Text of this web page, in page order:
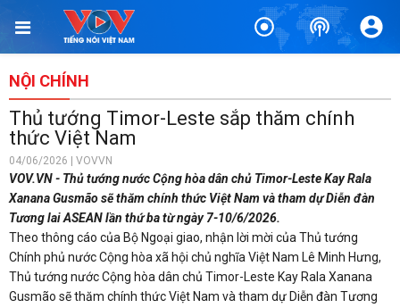
NỘI CHÍNH
Thủ tướng Timor-Leste sắp thăm chính
thức Việt Nam
04/06/2026 | VOVVN
VOV.VN - Thủ tướng nước Cộng hòa dân chủ Timor-Leste Kay Rala
Xanana Gusmão sẽ thăm chính thức Việt Nam và tham dự Diễn đàn
Tương lai ASEAN lần thứ ba từ ngày 7-10/6/2026.
Theo thông cáo của Bộ Ngoại giao, nhận lời mời của Thủ tướng
Chính phủ nước Cộng hòa xã hội chủ nghĩa Việt Nam Lê Minh Hưng,
Thủ tướng nước Cộng hòa dân chủ Timor-Leste Kay Rala Xanana
Gusmão sẽ thăm chính thức Việt Nam và tham dự Diễn đàn Tương